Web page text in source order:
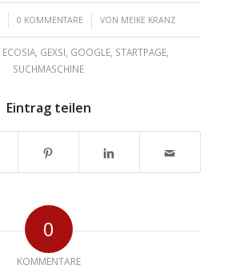
0 KOMMENTARE
/ VON MEIKE KRANZ
ECOSIA, GEXSI, GOOGLE, STARTPAGE,
SUCHMASCHINE
Eintrag teilen
0
KOMMENTARE